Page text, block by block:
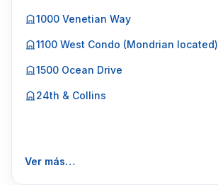
1000 Venetian Way
1100 West Condo (Mondrian located)
1500 Ocean Drive
24th & Collins
Ver más…